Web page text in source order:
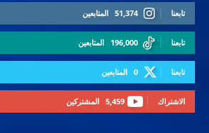
51,374 المتابعين تابعنا
196,000 المتابعين تابعنا
0 المتابعين تابعنا
5,459 المشتركين الاشتراك